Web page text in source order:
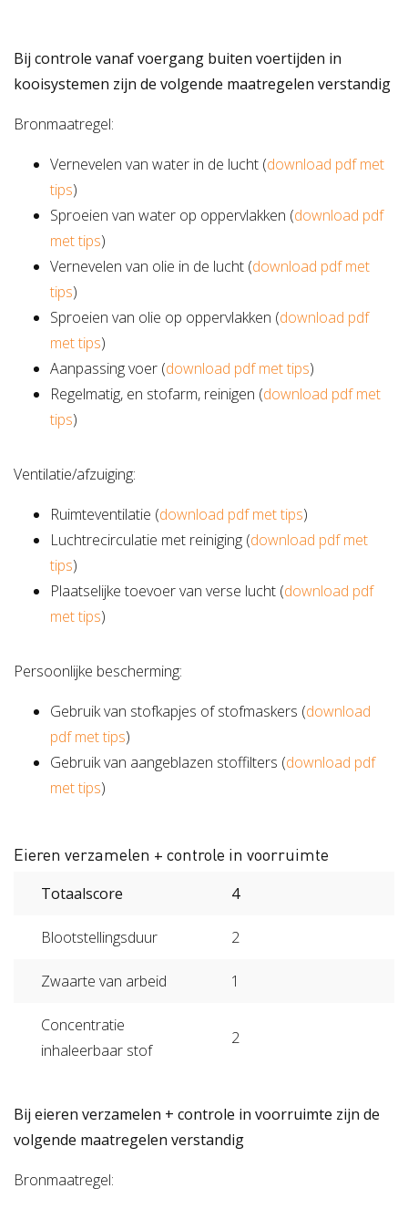
Bij controle vanaf voergang buiten voertijden in
kooisystemen zijn de volgende maatregelen verstandig
Bronmaatregel:
Vernevelen van water in de lucht (download pdf met
tips)
Sproeien van water op oppervlakken (download pdf
met tips)
Vernevelen van olie in de lucht (download pdf met
tips)
Sproeien van olie op oppervlakken (download pdf
met tips)
Aanpassing voer (download pdf met tips)
Regelmatig, en stofarm, reinigen (download pdf met
tips)
Ventilatie/afzuiging:
Ruimteventilatie (download pdf met tips)
Luchtrecirculatie met reiniging (download pdf met
tips)
Plaatselijke toevoer van verse lucht (download pdf
met tips)
Persoonlijke bescherming:
Gebruik van stofkapjes of stofmaskers (download
pdf met tips)
Gebruik van aangeblazen stoffilters (download pdf
met tips)
Eieren verzamelen + controle in voorruimte
Totaalscore 4
Blootstellingsduur 2
Zwaarte van arbeid 1
Concentratie
inhaleerbaar stof
2
Bij eieren verzamelen + controle in voorruimte zijn de
volgende maatregelen verstandig
Bronmaatregel: